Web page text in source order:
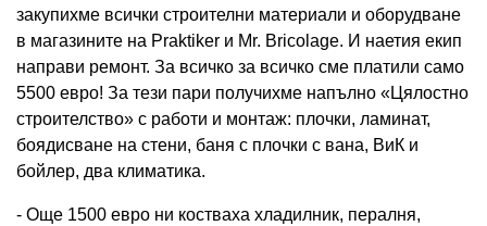
закупихме всички строителни материали и оборудване
в магазините на Praktiker и Mr. Bricolage. И наетия екип
направи ремонт. За всичко за всичко сме платили само
5500 евро! За тези пари получихме напълно «Цялостно
строителство» с работи и монтаж: плочки, ламинат,
боядисване на стени, баня с плочки с вана, ВиК и
бойлер, два климатика.
- Още 1500 евро ни костваха хладилник, пералня,